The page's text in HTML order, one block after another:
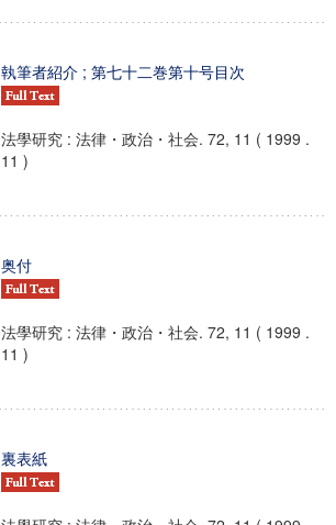
執筆者紹介 ; 第七十二巻第十号目次
法學研究 : 法律・政治・社会. 72, 11 ( 1999 .
11 )
奥付
法學研究 : 法律・政治・社会. 72, 11 ( 1999 .
11 )
裏表紙